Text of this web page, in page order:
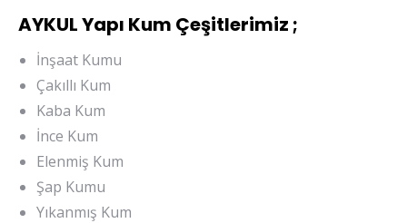
AYKUL Yapı Kum Çeşitlerimiz ;
İnşaat Kumu
Çakıllı Kum
Kaba Kum
İnce Kum
Elenmiş Kum
Şap Kumu
Yıkanmış Kum